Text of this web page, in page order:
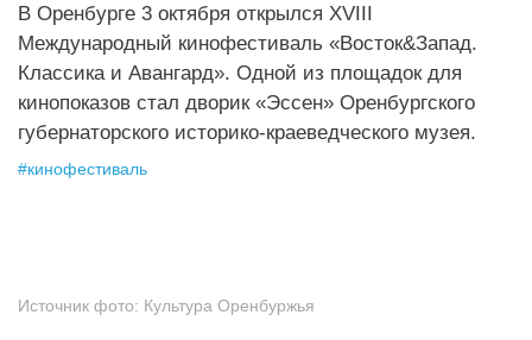
В Оренбурге 3 октября открылся XVIII
Международный кинофестиваль «Восток&Запад.
Классика и Авангард». Одной из площадок для
кинопоказов стал дворик «Эссен» Оренбургского
губернаторского историко-краеведческого музея.
#кинофестиваль
Источник фото: Культура Оренбуржья